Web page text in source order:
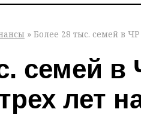
» Более 28 тыс. семей в
семей в
лет